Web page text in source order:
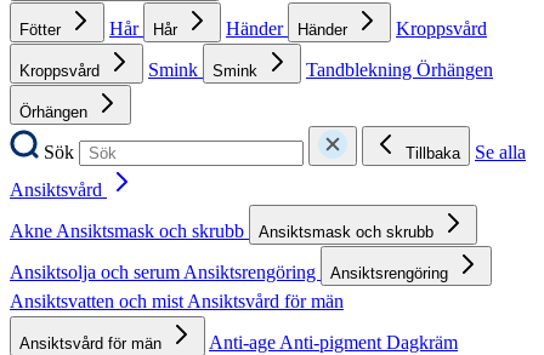
Fötter Hår Hår Händer Händer Kroppsvård
Kroppsvård Smink Smink Tandblekning Örhängen
Örhängen
Sök Tillbaka
Se alla
Ansiktsvård
AkneAnsiktsmask och skrubb Ansiktsmask och skrubb
Ansiktsolja och serumAnsiktsrengöring Ansiktsrengöring
Ansiktsvatten och mistAnsiktsvård för män
Ansiktsvård för män Anti-ageAnti-pigmentDagkräm